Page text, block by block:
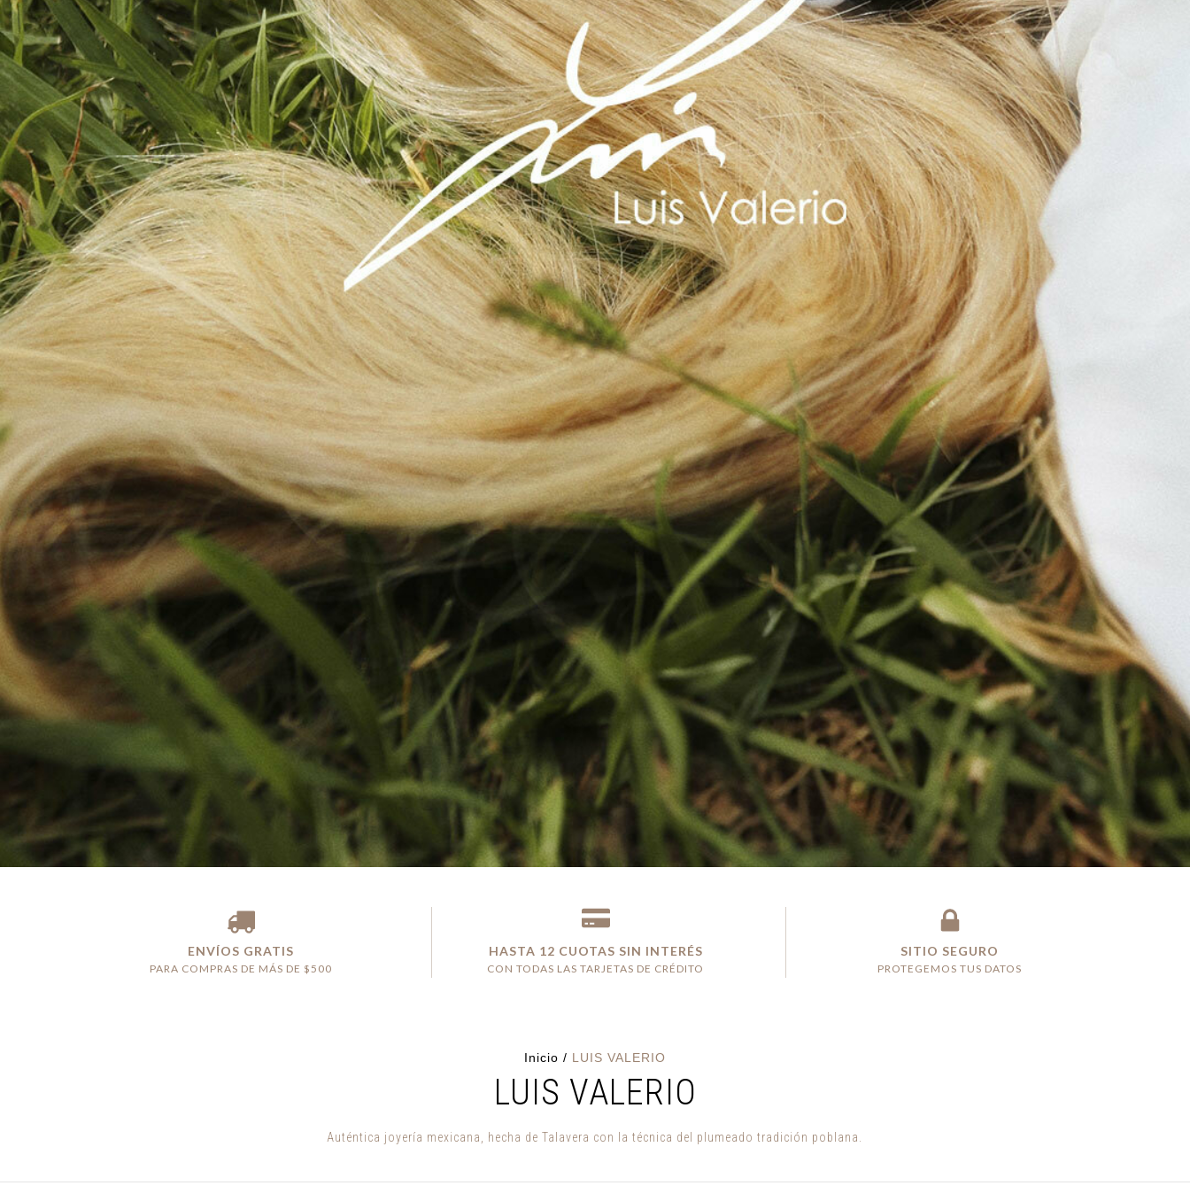
ENVÍOS GRATIS
PARA COMPRAS DE MÁS DE $500
HASTA 12 CUOTAS SIN INTERÉS
CON TODAS LAS TARJETAS DE CRÉDITO
SITIO SEGURO
PROTEGEMOS TUS DATOS
Inicio / LUIS VALERIO
LUIS VALERIO
Auténtica joyería mexicana, hecha de Talavera con la técnica del plumeado tradición poblana.